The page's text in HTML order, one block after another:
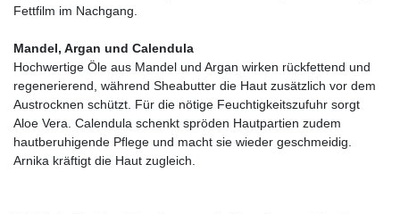
Fettfilm im Nachgang.
Mandel, Argan und Calendula
Hochwertige Öle aus Mandel und Argan wirken rückfettend und
regenerierend, während Sheabutter die Haut zusätzlich vor dem
Austrocknen schützt. Für die nötige Feuchtigkeitszufuhr sorgt
Aloe Vera. Calendula schenkt spröden Hautpartien zudem
hautberuhigende Pflege und macht sie wieder geschmeidig.
Arnika kräftigt die Haut zugleich.